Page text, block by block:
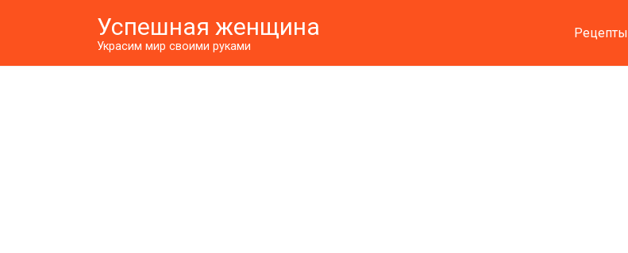
Успешная женщина
Украсим мир своими руками
Рецепты